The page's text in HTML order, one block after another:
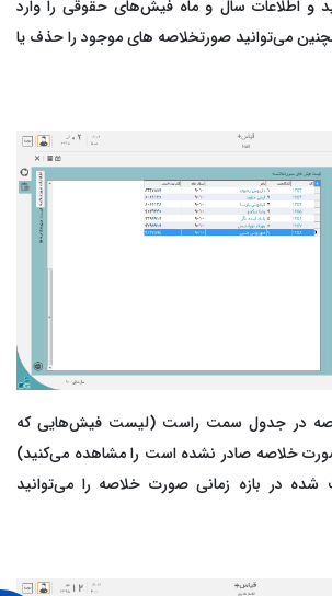
و اطلاعات سال و ماه فیش‌های حقوقی را وارد
می‌توانید صورتخلاصه های موجود را حذف یا
در جدول سمت راست (لیست فیش‌هایی که
خلاصه صادر نشده است را مشاهده می‌کنید)
در بازه زمانی صورت خلاصه را می‌توانید